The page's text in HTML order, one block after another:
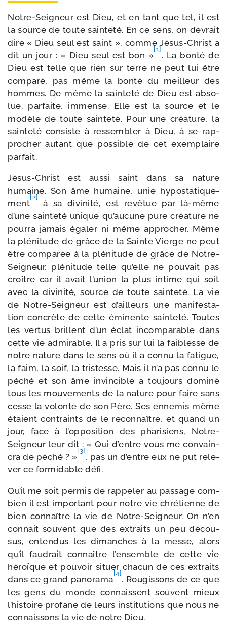
Notre-​Seigneur est Dieu, et en tant que tel, il est
la source de toute sain­te­té. En ce sens, on devrait
dire « Dieu seul est saint », comme Jésus-​Christ a
dit un jour : « Dieu seul est bon »
[1]
. La bon­té de
Dieu est telle que rien sur terre ne peut lui être
com­pa­ré, pas même la bon­té du meilleur des
hommes. De même la sain­te­té de Dieu est abso­
lue, par­faite, immense. Elle est la source et le
modèle de toute sain­te­té. Pour une créa­ture, la
sain­te­té consiste à res­sem­bler à Dieu, à se rap­
pro­cher autant que pos­sible de cet exem­plaire
parfait.
Jésus-​Christ est aus­si saint dans sa nature
humaine. Son âme humaine, unie hypo­sta­ti­que­
ment
[2]
à sa divi­ni­té, est revê­tue par là-​même
d’une sain­te­té unique qu’aucune pure créa­ture ne
pour­ra jamais éga­ler ni même appro­cher. Même
la plé­ni­tude de grâce de la Sainte Vierge ne peut
être com­pa­rée à la plé­ni­tude de grâce de Notre-​
Seigneur, plé­ni­tude telle qu’elle ne pou­vait pas
croître car il avait l’union la plus intime qui soit
avec la divi­ni­té, source de toute sain­te­té. La vie
de Notre-​Seigneur est d’ailleurs une mani­fes­ta­
tion concrète de cette émi­nente sain­te­té. Toutes
les ver­tus brillent d’un éclat incom­pa­rable dans
cette vie admi­rable. Il a pris sur lui la fai­blesse de
notre nature dans le sens où il a connu la fatigue,
la faim, la soif, la tris­tesse. Mais il n’a pas connu le
péché et son âme invin­cible a tou­jours domi­né
tous les mou­ve­ments de la nature pour faire sans
cesse la volon­té de son Père. Ses enne­mis même
étaient contraints de le recon­naître, et quand un
jour, face à l’opposition des pha­ri­siens, Notre-​
Seigneur leur dit : « Qui d’entre vous me convain­
cra de péché ? »
[3]
, pas un d’entre eux ne put rele­
ver ce for­mi­dable défi.
Qu’il me soit per­mis de rap­pe­ler au pas­sage com­
bien il est impor­tant pour notre vie chré­tienne de
bien connaître la vie de Notre-​Seigneur. On n’en
connait sou­vent que des extraits un peu décou­
sus, enten­dus les dimanches à la messe, alors
qu’il fau­drait connaître l’ensemble de cette vie
héroïque et pou­voir situer cha­cun de ces extraits
dans ce grand pano­ra­ma
[4]
. Rougissons de ce que
les gens du monde connaissent sou­vent mieux
l’histoire pro­fane de leurs ins­ti­tu­tions que nous ne
connais­sons la vie de notre Dieu.